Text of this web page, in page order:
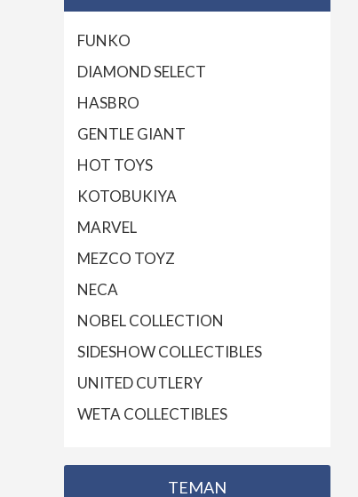
FUNKO
DIAMOND SELECT
HASBRO
GENTLE GIANT
HOT TOYS
KOTOBUKIYA
MARVEL
MEZCO TOYZ
NECA
NOBEL COLLECTION
SIDESHOW COLLECTIBLES
UNITED CUTLERY
WETA COLLECTIBLES
TEMAN